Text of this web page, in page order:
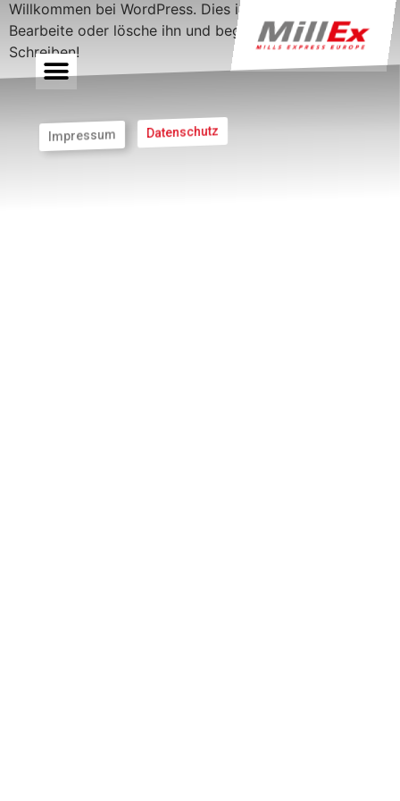
Willkommen bei WordPress. Dies ist dein erster Beitrag.
Bearbeite oder lösche ihn und beginne mit dem
Schreiben!
Impressum Datenschutz